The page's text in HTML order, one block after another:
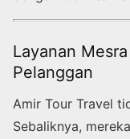
Layanan
Pelanggan
Amir Tour Travel
Sebaliknya,